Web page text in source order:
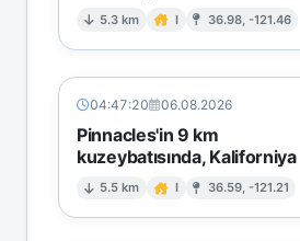
5.3 km I 36.98, -121.46
04:47:20 06.08.2026
Pinnacles'in 9 km
kuzeybatısında, Kaliforniya
5.5 km I 36.59, -121.21